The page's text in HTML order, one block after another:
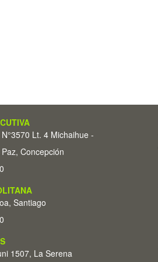
Lt. 4 Michaihue -
Concepción
Santiago
1507, La Serena